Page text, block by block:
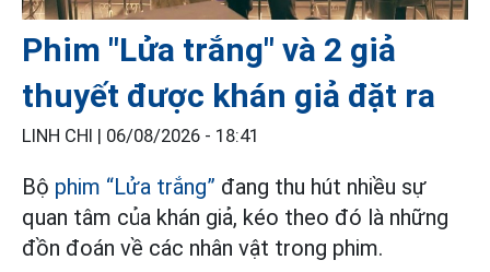
Phim "Lửa trắng" và 2 giả
thuyết được khán giả đặt ra
LINH CHI | 06/08/2026 - 18:41
Bộ phim “Lửa trắng” đang thu hút nhiều sự
quan tâm của khán giả, kéo theo đó là những
đồn đoán về các nhân vật trong phim.